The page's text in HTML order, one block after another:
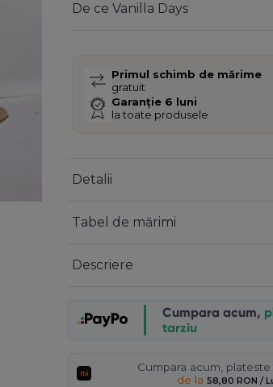
De ce Vanilla Days
Primul schimb de mărime
gratuit
Garanție 6 luni
la toate produsele
Detalii
Tabel de mărimi
Descriere
Cumpara acum,
tarziu
Cumpara acum, plateste
de la 58,80 RON /